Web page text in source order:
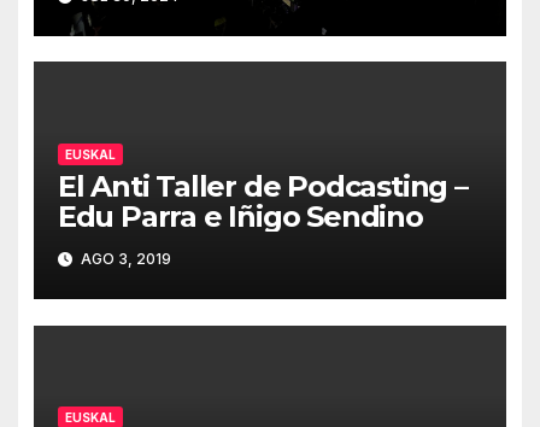
2024
EUSKAL
El Anti Taller de Podcasting –
Edu Parra e Iñigo Sendino
AGO 3, 2019
EUSKAL